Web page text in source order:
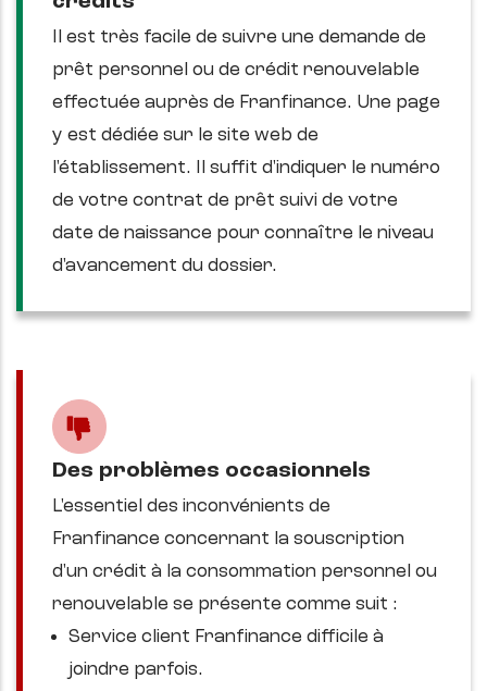
Il est très facile de suivre une demande de
prêt personnel ou de crédit renouvelable
effectuée auprès de Franfinance. Une page
y est dédiée sur le site web de
l'établissement. Il suffit d'indiquer le numéro
de votre contrat de prêt suivi de votre
date de naissance pour connaître le niveau
d'avancement du dossier.
Des problèmes occasionnels
L'essentiel des inconvénients de
Franfinance concernant la souscription
d'un crédit à la consommation personnel ou
renouvelable se présente comme suit :
Service client Franfinance difficile à
joindre parfois.